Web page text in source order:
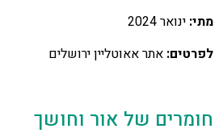
מתי: ינואר 2024
לפרטים: אתר אאוטליין ירושלים
חומרים של אור וחושך